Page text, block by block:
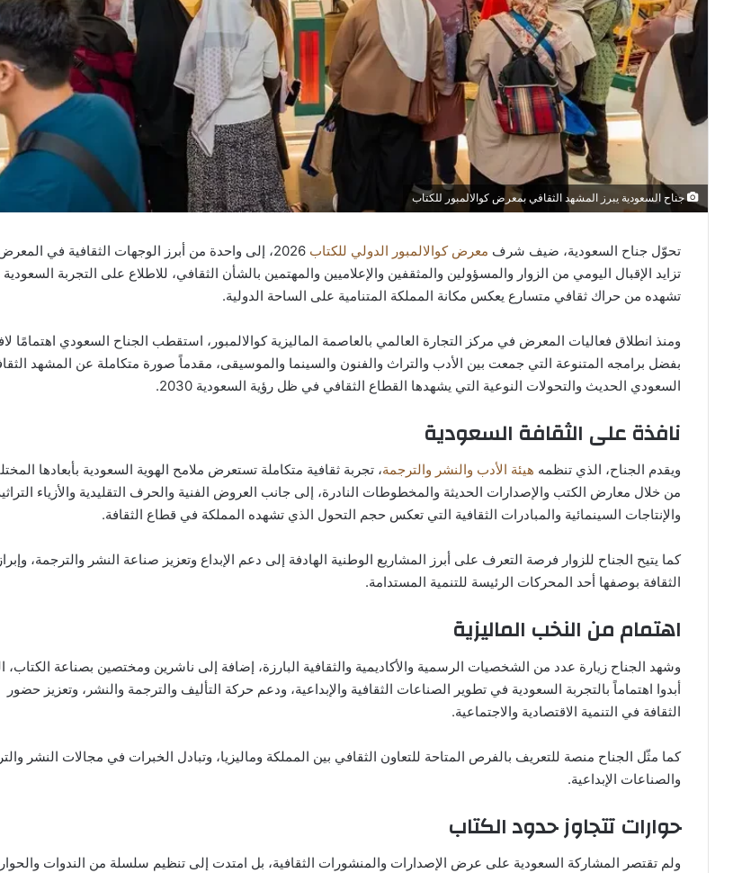
جناح السعودية يبرز المشهد الثقافي بمعرض كوالالمبور للكتاب
تحوّل جناح السعودية، ضيف شرف معرض كوالالمبور الدولي للكتاب
2026، إلى واحدة من أبرز الوجهات الثقافية في
تزايد الإقبال اليومي من الزوار والمسؤولين والمثقفين والإعلاميين والمهتمين بالشأن الثقافي، للاطلاع على التجربة السعودية
تشهده من حراك ثقافي متسارع يعكس مكانة المملكة المتنامية على الساحة الدولية.
ومنذ انطلاق فعاليات المعرض في مركز التجارة العالمي بالعاصمة الماليزية كوالالمبور، استقطب الجناح السعودي اهتمامًا
بفضل برامجه المتنوعة التي جمعت بين الأدب والتراث والفنون والسينما والموسيقى، مقدماً صورة متكاملة عن المشهد
السعودي الحديث والتحولات النوعية التي يشهدها القطاع الثقافي في ظل رؤية السعودية 2030.
نافذة على الثقافة السعودية
ويقدم الجناح، الذي تنظمه هيئة الأدب والنشر والترجمة، تجربة ثقافية متكاملة تستعرض ملامح الهوية السعودية بأبعادها
من خلال معارض الكتب والإصدارات الحديثة والمخطوطات النادرة، إلى جانب العروض الفنية والحرف التقليدية والأزياء
والإنتاجات السينمائية والمبادرات الثقافية التي تعكس حجم التحول الذي تشهده المملكة في قطاع الثقافة.
كما يتيح الجناح للزوار فرصة التعرف على أبرز المشاريع الوطنية الهادفة إلى دعم الإبداع وتعزيز صناعة النشر والترجمة،
الثقافة بوصفها أحد المحركات الرئيسة للتنمية المستدامة.
اهتمام من النخب الماليزية
وشهد الجناح زيارة عدد من الشخصيات الرسمية والأكاديمية والثقافية البارزة، إضافة إلى ناشرين ومختصين بصناعة الكتاب،
أبدوا اهتماماً بالتجربة السعودية في تطوير الصناعات الثقافية والإبداعية، ودعم حركة التأليف والترجمة والنشر، وتعزيز حضور
الثقافة في التنمية الاقتصادية والاجتماعية.
كما مثّل الجناح منصة للتعريف بالفرص المتاحة للتعاون الثقافي بين المملكة وماليزيا، وتبادل الخبرات في مجالات النشر
والصناعات الإبداعية.
حوارات تتجاوز حدود الكتاب
ولم تقتصر المشاركة السعودية على عرض الإصدارات والمنشورات الثقافية، بل امتدت إلى تنظيم سلسلة من الندوات